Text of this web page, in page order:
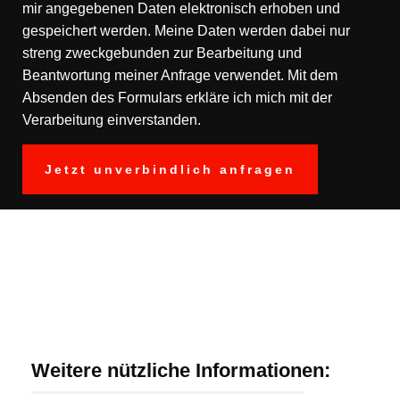
mir angegebenen Daten elektronisch erhoben und
gespeichert werden. Meine Daten werden dabei nur
streng zweckgebunden zur Bearbeitung und
Beantwortung meiner Anfrage verwendet. Mit dem
Absenden des Formulars erkläre ich mich mit der
Verarbeitung einverstanden.
Weitere nützliche Informationen: